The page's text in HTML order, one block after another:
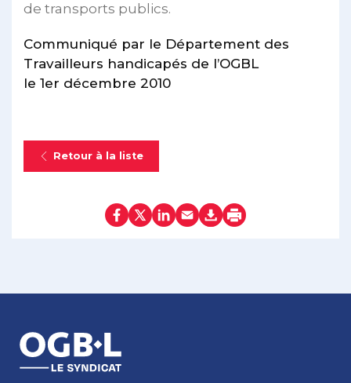
de transports publics.
Communiqué par le Département des
Travailleurs handicapés de l’OGBL
le 1er décembre 2010
Retour à la liste